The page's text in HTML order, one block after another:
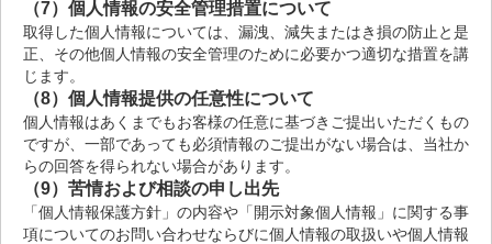
（7）個人情報の安全管理措置について
取得した個人情報については、漏洩、減失またはき損の防止と是
正、その他個人情報の安全管理のために必要かつ適切な措置を講
じます。
（8）個人情報提供の任意性について
個人情報はあくまでもお客様の任意に基づきご提出いただくもの
ですが、一部であっても必須情報のご提出がない場合は、当社か
らの回答を得られない場合があります。
（9）苦情および相談の申し出先
「個人情報保護方針」の内容や「開示対象個人情報」に関する事
項についてのお問い合わせならびに個人情報の取扱いや個人情報